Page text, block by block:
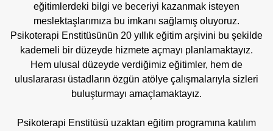
eğitimlerdeki bilgi ve beceriyi kazanmak isteyen
meslektaşlarımıza bu imkanı sağlamış oluyoruz.
Psikoterapi Enstitüsünün 20 yıllık eğitim arşivini bu şekilde
kademeli bir düzeyde hizmete açmayı planlamaktayız.
Hem ulusal düzeyde verdiğimiz eğitimler, hem de
uluslararası üstadların özgün atölye çalışmalarıyla sizleri
buluşturmayı amaçlamaktayız.
Psikoterapi Enstitüsü uzaktan eğitim programına katılım